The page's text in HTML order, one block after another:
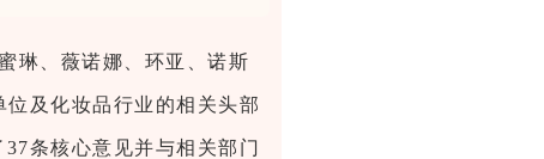
琳、薇诺娜、环亚、诺斯
及化妆品行业的相关头部
条核心意见并与相关部门